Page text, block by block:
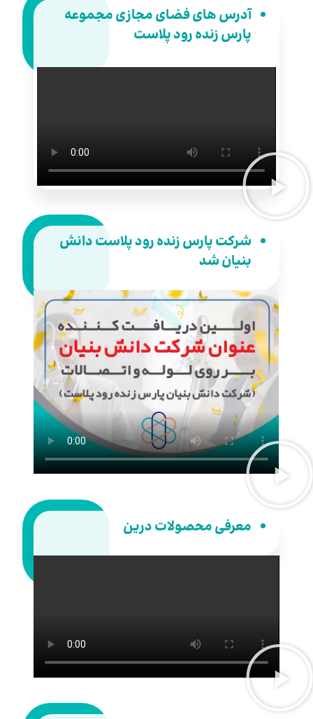
آدرس های فضای مجازی مجموعه
پارس زنده رود پلاست
شرکت پارس زنده رود پلاست دانش
بنیان شد
معرفی محصولات درین